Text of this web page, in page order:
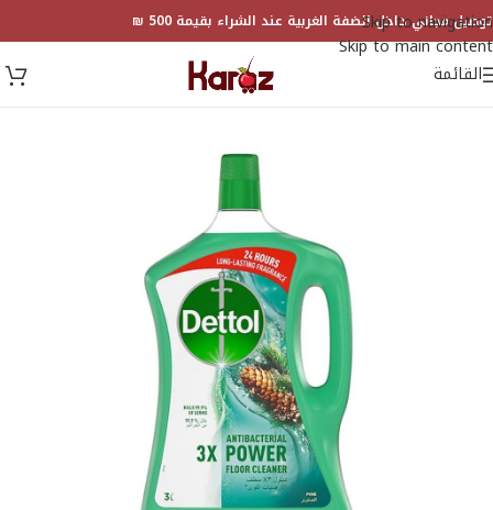
Skip to navigation
Skip to main content
توصيل مجاني داخل الضفة الغربية عند الشراء بقيمة 500 ₪
القائمة